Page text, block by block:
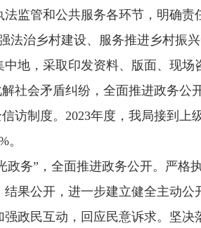
监管和公共服务各环节，明确
法治乡村建设、服务推进乡村振
地，采取印发资料、版面、现场
社会矛盾纠纷，全面推进政务公
访制度。 2023年度，我局接到上
。
政务”，全面推进政务公开。
严格
果公开，进一步建立健全主动
强政民互动，回应民意诉求。坚